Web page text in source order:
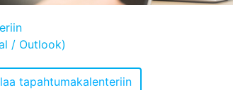
/ Outlook)